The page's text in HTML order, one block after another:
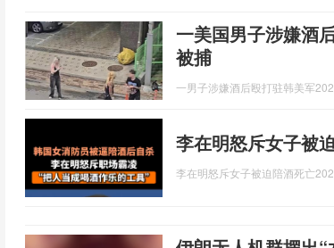
一美国男子涉嫌酒
被捕
一男子涉嫌酒后殴打驻韩美军
李在明怒斥女子被
李在明怒斥女子被迫陪酒死亡